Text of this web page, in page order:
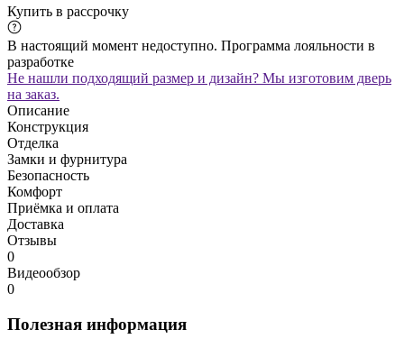
Купить в рассрочку
В настоящий момент недоступно. Программа лояльности в
разработке
Не нашли подходящий размер и дизайн? Мы изготовим дверь
на заказ.
Описание
Конструкция
Отделка
Замки и фурнитура
Безопасность
Комфорт
Приёмка и оплата
Доставка
Отзывы
0
Видеообзор
0
Полезная информация